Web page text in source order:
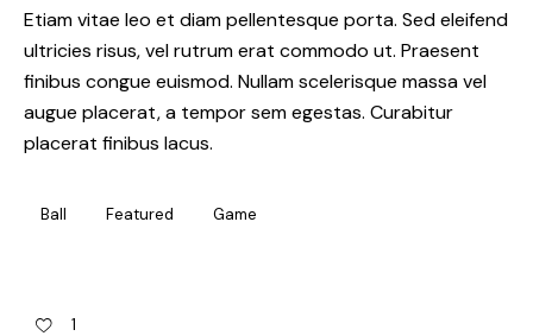
Etiam vitae leo et diam pellentesque porta. Sed eleifend
ultricies risus, vel rutrum erat commodo ut. Praesent
finibus congue euismod. Nullam scelerisque massa vel
augue placerat, a tempor sem egestas. Curabitur
placerat finibus lacus.
Ball Featured Game
1